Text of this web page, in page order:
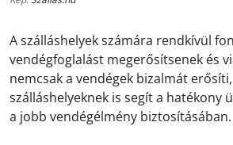
A szálláshelyek számára rendkívül
vendégfoglalást megerősítsenek és
nemcsak a vendégek bizalmát
szálláshelyeknek is segít a hatékony
a jobb vendégélmény biztosításában.